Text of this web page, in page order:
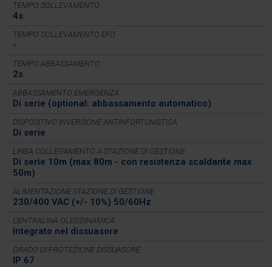
TEMPO SOLLEVAMENTO
4s
TEMPO SOLLEVAMENTO EFO
-
TEMPO ABBASSAMENTO
2s
ABBASSAMENTO EMERGENZA
Di serie (optional: abbassamento automatico)
DISPOSITIVO INVERSIONE ANTINFORTUNISTICA
Di serie
LINEA COLLEGAMENTO A STAZIONE DI GESTIONE
Di serie 10m (max 80m - con resistenza scaldante max
50m)
ALIMENTAZIONE STAZIONE DI GESTIONE
230/400 VAC (+/- 10%) 50/60Hz
CENTRALINA OLEODINAMICA
Integrato nel dissuasore
GRADO DI PROTEZIONE DISSUASORE
IP 67